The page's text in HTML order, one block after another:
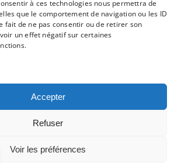
à ces technologies nous permettra de
que le comportement de navigation ou les ID
fait de ne pas consentir ou de retirer son
un effet négatif sur certaines
Accepter
Refuser
Voir les préférences
tous les articles du blog sont sous licence
participer ?
nous !